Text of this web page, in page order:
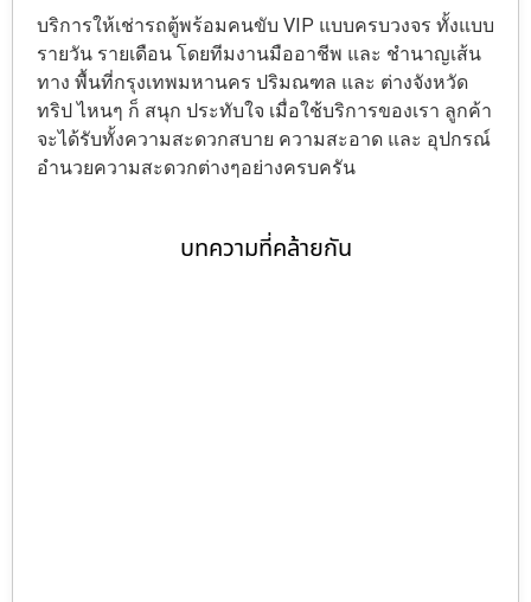
บริการให้เช่ารถตู้พร้อมคนขับ VIP แบบครบวงจร ทั้งแบบ
รายวัน รายเดือน โดยทีมงานมืออาชีพ และ ชำนาญเส้น
ทาง พื้นที่กรุงเทพมหานคร ปริมณฑล และ ต่างจังหวัด
ทริป ไหนๆ ก็ สนุก ประทับใจ เมื่อใช้บริการของเรา ลูกค้า
จะได้รับทั้งความสะดวกสบาย ความสะอาด และ อุปกรณ์
อำนวยความสะดวกต่างๆอย่างครบครัน
บทความที่คล้ายกัน